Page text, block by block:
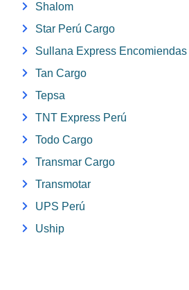
Shalom
Star Perú Cargo
Sullana Express Encomiendas
Tan Cargo
Tepsa
TNT Express Perú
Todo Cargo
Transmar Cargo
Transmotar
UPS Perú
Uship